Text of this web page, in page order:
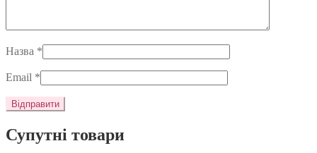
Назва *
Email *
Супутні товари